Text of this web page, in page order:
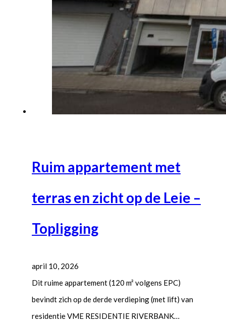
Ruim appartement met
terras en zicht op de Leie –
Topligging
april 10, 2026
Dit ruime appartement (120 m² volgens EPC)
bevindt zich op de derde verdieping (met lift) van
residentie VME RESIDENTIE RIVERBANK…